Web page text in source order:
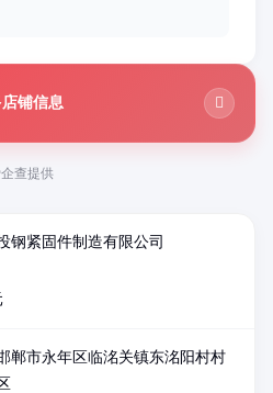
查提供
钢紧固件制造有限公司
郸市永年区临洺关镇东洺阳村村
铺信息